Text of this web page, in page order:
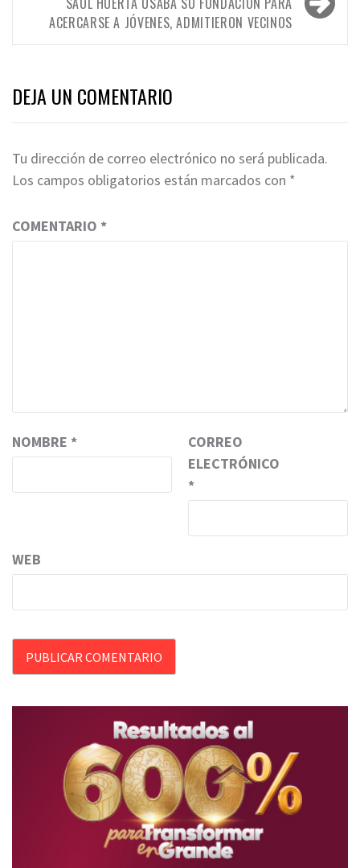
ACERCARSE A JÓVENES, ADMITIERON VECINOS
DEJA UN COMENTARIO
Tu dirección de correo electrónico no será publicada.
Los campos obligatorios están marcados con *
COMENTARIO *
NOMBRE *
CORREO
ELECTRÓNICO
*
WEB